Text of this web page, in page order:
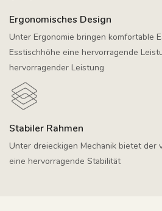
Ergonomisches Design
Unter Ergonomie bringen komfortable
Esstischhöhe eine hervorragende
hervorragender Leistung
Stabiler Rahmen
Unter dreieckigen Mechanik bietet der
eine hervorragende Stabilität